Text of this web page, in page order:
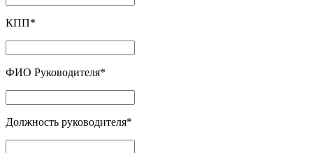
КПП*
ФИО Руководителя*
Должность руководителя*